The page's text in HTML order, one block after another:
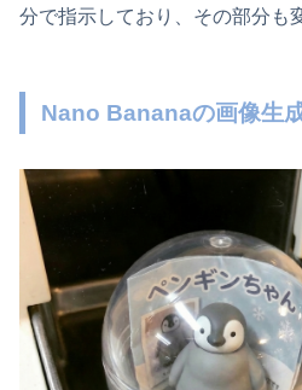
分で指示しており、その部分も
Nano Bananaの画像生